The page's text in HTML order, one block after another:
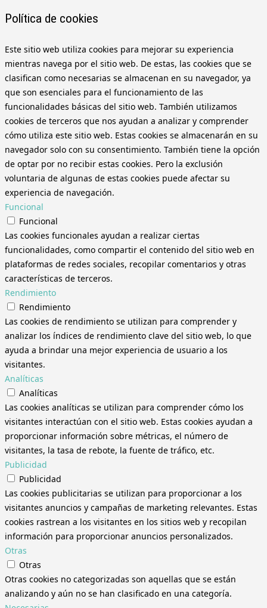
Política de cookies
Este sitio web utiliza cookies para mejorar su experiencia
mientras navega por el sitio web. De estas, las cookies que se
clasifican como necesarias se almacenan en su navegador, ya
que son esenciales para el funcionamiento de las
funcionalidades básicas del sitio web. También utilizamos
cookies de terceros que nos ayudan a analizar y comprender
cómo utiliza este sitio web. Estas cookies se almacenarán en su
navegador solo con su consentimiento. También tiene la opción
de optar por no recibir estas cookies. Pero la exclusión
voluntaria de algunas de estas cookies puede afectar su
experiencia de navegación.
Funcional
Funcional
Las cookies funcionales ayudan a realizar ciertas
funcionalidades, como compartir el contenido del sitio web en
plataformas de redes sociales, recopilar comentarios y otras
características de terceros.
Rendimiento
Rendimiento
Las cookies de rendimiento se utilizan para comprender y
analizar los índices de rendimiento clave del sitio web, lo que
ayuda a brindar una mejor experiencia de usuario a los
visitantes.
Analíticas
Analíticas
Las cookies analíticas se utilizan para comprender cómo los
visitantes interactúan con el sitio web. Estas cookies ayudan a
proporcionar información sobre métricas, el número de
visitantes, la tasa de rebote, la fuente de tráfico, etc.
Publicidad
Publicidad
Las cookies publicitarias se utilizan para proporcionar a los
visitantes anuncios y campañas de marketing relevantes. Estas
cookies rastrean a los visitantes en los sitios web y recopilan
información para proporcionar anuncios personalizados.
Otras
Otras
Otras cookies no categorizadas son aquellas que se están
analizando y aún no se han clasificado en una categoría.